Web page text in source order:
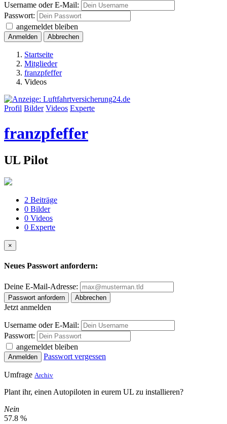
Username oder E-Mail:
Passwort:
angemeldet bleiben
Anmelden Abbrechen
Startseite
Mitglieder
franzpfeffer
Videos
Profil Bilder Videos Experte
franzpfeffer
UL Pilot
2 Beiträge
0 Bilder
0 Videos
0 Experte
×
Neues Passwort anfordern:
Deine E-Mail-Adresse:
Passwort anfordern Abbrechen
Jetzt anmelden
Username oder E-Mail:
Passwort:
angemeldet bleiben
Anmelden Passwort vergessen
Umfrage Archiv
Plant ihr, einen Autopiloten in eurem UL zu installieren?
Nein
57.8 %